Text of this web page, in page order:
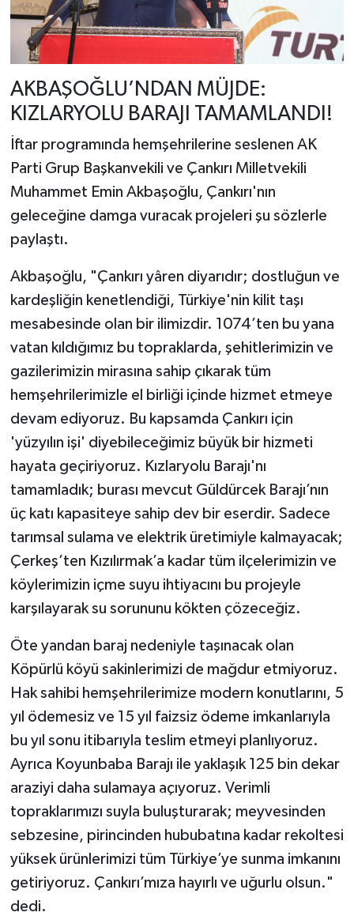
AKBAŞOĞLU’NDAN MÜJDE:
KIZLARYOLU BARAJI TAMAMLANDI!
İftar programında hemşehrilerine seslenen AK
Parti Grup Başkanvekili ve Çankırı Milletvekili
Muhammet Emin Akbaşoğlu, Çankırı'nın
geleceğine damga vuracak projeleri şu sözlerle
paylaştı.
Akbaşoğlu, "Çankırı yâren diyarıdır; dostluğun ve
kardeşliğin kenetlendiği, Türkiye'nin kilit taşı
mesabesinde olan bir ilimizdir. 1074’ten bu yana
vatan kıldığımız bu topraklarda, şehitlerimizin ve
gazilerimizin mirasına sahip çıkarak tüm
hemşehrilerimizle el birliği içinde hizmet etmeye
devam ediyoruz. Bu kapsamda Çankırı için
'yüzyılın işi' diyebileceğimiz büyük bir hizmeti
hayata geçiriyoruz. Kızlaryolu Barajı'nı
tamamladık; burası mevcut Güldürcek Barajı’nın
üç katı kapasiteye sahip dev bir eserdir. Sadece
tarımsal sulama ve elektrik üretimiyle kalmayacak;
Çerkeş’ten Kızılırmak’a kadar tüm ilçelerimizin ve
köylerimizin içme suyu ihtiyacını bu projeyle
karşılayarak su sorununu kökten çözeceğiz.
Öte yandan baraj nedeniyle taşınacak olan
Köpürlü köyü sakinlerimizi de mağdur etmiyoruz.
Hak sahibi hemşehrilerimize modern konutlarını, 5
yıl ödemesiz ve 15 yıl faizsiz ödeme imkanlarıyla
bu yıl sonu itibarıyla teslim etmeyi planlıyoruz.
Ayrıca Koyunbaba Barajı ile yaklaşık 125 bin dekar
araziyi daha sulamaya açıyoruz. Verimli
topraklarımızı suyla buluşturarak; meyvesinden
sebzesine, pirincinden hububatına kadar rekoltesi
yüksek ürünlerimizi tüm Türkiye’ye sunma imkanını
getiriyoruz. Çankırı’mıza hayırlı ve uğurlu olsun."
dedi.